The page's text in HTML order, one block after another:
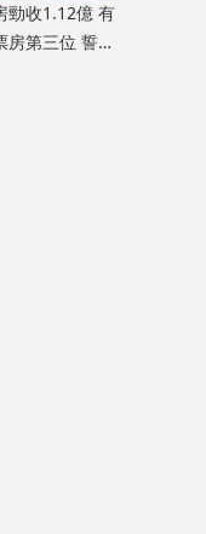
勁收1.12億 有
房第三位 誓言